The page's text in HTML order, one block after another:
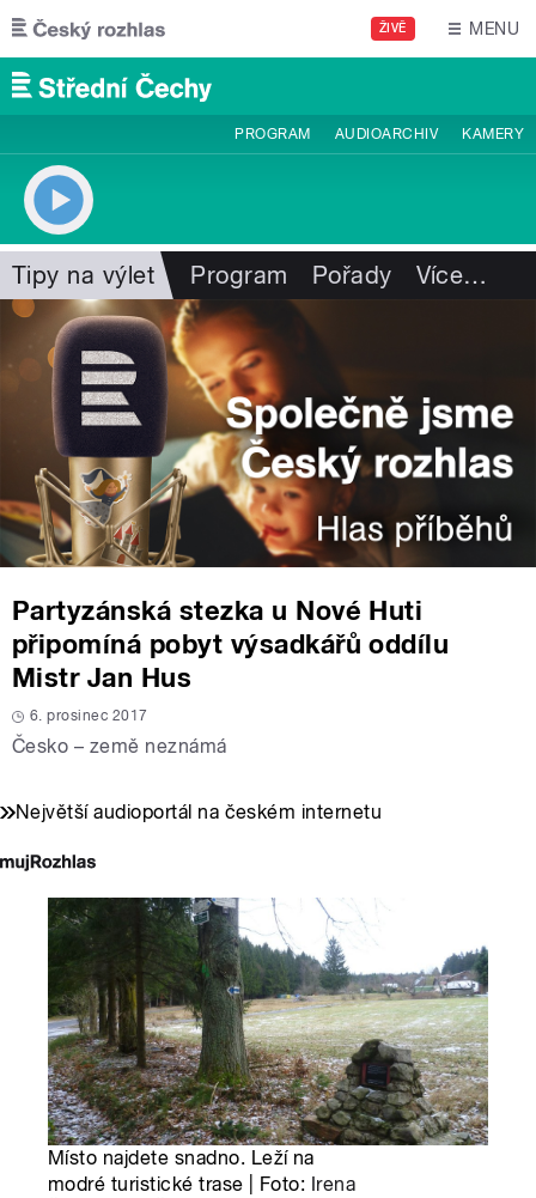
Přejít k hlavnímu obsahu
ŽIVĚ MENU
PROGRAM AUDIOARCHIV KAMERY
Tipy na výlet Program Pořady Více…
Partyzánská stezka u Nové Huti
připomíná pobyt výsadkářů oddílu
Mistr Jan Hus
6. prosinec 2017
Česko – země neznámá
Největší audioportál na českém internetu
Místo najdete snadno. Leží na
modré turistické trase | Foto: Irena